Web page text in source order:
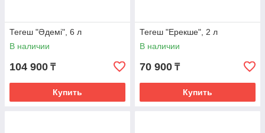
Тегеш "Әдемі", 6 л
В наличии
104 900 ₸
Купить
Тегеш "Ерекше", 2 л
В наличии
70 900 ₸
Купить